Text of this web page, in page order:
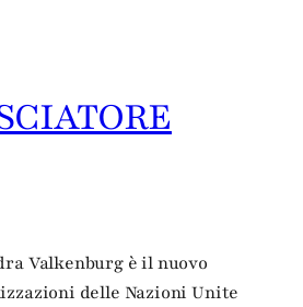
Valkenburg è il nuovo
delle Nazioni Unite